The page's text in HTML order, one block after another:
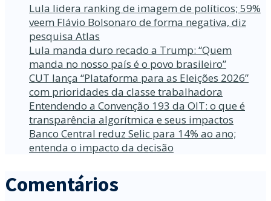
Lula lidera ranking de imagem de políticos; 59%
veem Flávio Bolsonaro de forma negativa, diz
pesquisa Atlas
Lula manda duro recado a Trump: “Quem
manda no nosso país é o povo brasileiro”
CUT lança “Plataforma para as Eleições 2026”
com prioridades da classe trabalhadora
Entendendo a Convenção 193 da OIT: o que é
transparência algorítmica e seus impactos
Banco Central reduz Selic para 14% ao ano;
entenda o impacto da decisão
Comentários